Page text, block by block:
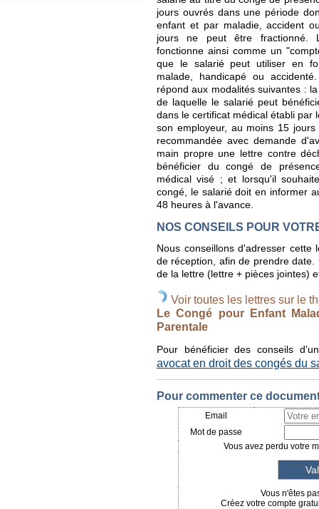
jours ouvrés dans une période
enfant et par maladie, accident
jours ne peut être fractionné.
fonctionne ainsi comme un
que le salarié peut utiliser en
malade, handicapé ou
répond aux modalités suivantes :
de laquelle le salarié peut
dans le certificat médical établi par
son employeur, au moins 15
recommandée avec demande
main propre une lettre contre
bénéficier du congé de
médical visé ; et lorsqu'il
congé, le salarié doit en informer
48 heures à l'avance.
NOS CONSEILS POUR
Nous conseillons d'adresser cette
de réception, afin de prendre
de la lettre (lettre + pièces jointes)
Voir toutes les lettres sur le
Le Congé pour Enfant
Parentale
Pour bénéficier des conseils
avocat en droit des congés du
Pour commenter ce
Email
Mot de passe
Vous avez perdu votre
Vous n'êtes
Créez votre compte